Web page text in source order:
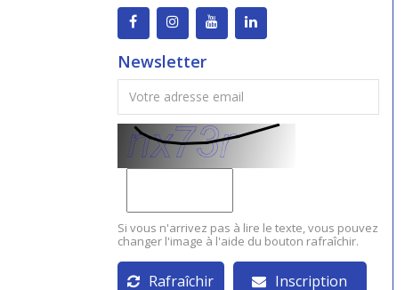
Newsletter
Si vous n'arrivez pas à lire le texte, vous pouvez
changer l'image à l'aide du bouton rafraîchir.
Rafraîchir Inscription